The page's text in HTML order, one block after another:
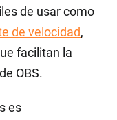
de usar como
de velocidad,
facilitan la
OBS.
es